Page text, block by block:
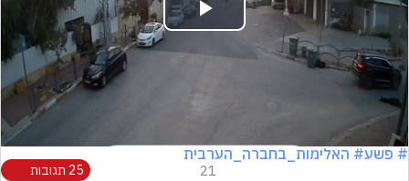
Play
# פשע# האלימות_בחברה_הערבית
21 25 תגובות